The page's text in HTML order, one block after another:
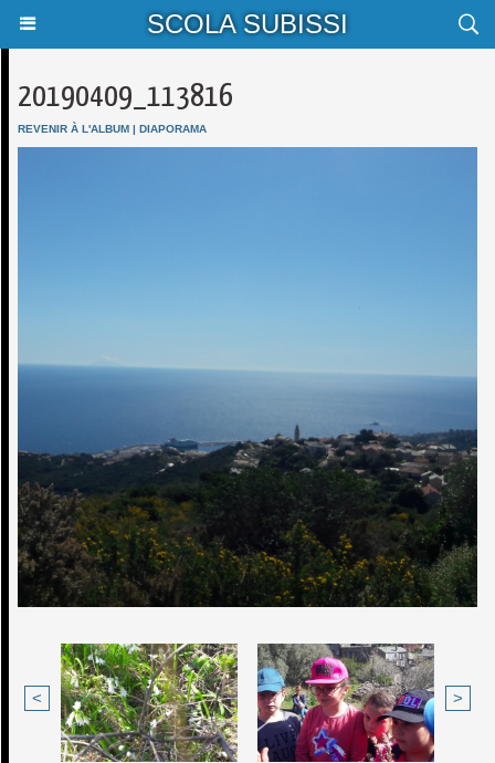
SCOLA SUBISSI
20190409_113816
REVENIR À L'ALBUM | DIAPORAMA
< >